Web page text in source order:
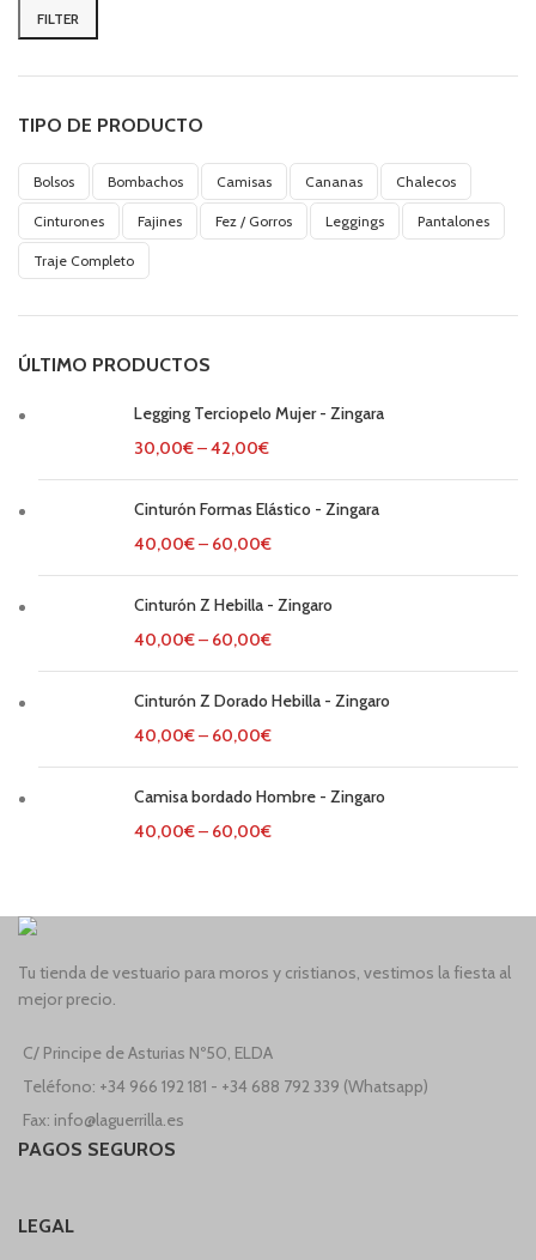
Min
Max
FILTER
TIPO DE PRODUCTO
Bolsos Bombachos Camisas Cananas Chalecos
Cinturones Fajines Fez / Gorros Leggings Pantalones
Traje Completo
ÚLTIMO PRODUCTOS
Legging Terciopelo Mujer - Zingara
30,00€–42,00€
Cinturón Formas Elástico - Zingara
40,00€– 60,00€
Cinturón Z Hebilla - Zingaro
40,00€– 60,00€
Cinturón Z Dorado Hebilla - Zingaro
40,00€– 60,00€
Camisa bordado Hombre - Zingaro
40,00€– 60,00€
Tu tienda de vestuario para moros y cristianos, vestimos la fiesta al
mejor precio.
C/ Principe de Asturias Nº50, ELDA
Teléfono: +34 966 192 181 - +34 688 792 339 (Whatsapp)
Fax: info@laguerrilla.es
PAGOS SEGUROS
LEGAL